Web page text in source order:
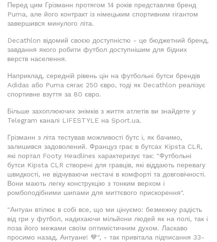
Перед цим Грізманн протягом 14 років представляв бренд
Puma, але його контракт із німецьким спортивним гігантом
завершився минулого літа.
Decathlon відомий своєю доступністю - це бюджетний бренд,
завдання якого робити футбол доступнішим для бідних
верств населення.
Наприклад, середній рівень цін на футбольні бутси брендів
Adidas або Puma сягає 250 євро, тоді як Decathlon реалізує
спортивне взуття за 80 євро.
Більше захоплюючих знімків з життя атлетів ви знайдете у
Telegram каналі LIFESTYLE на Sport.ua.
Грізманн з літа тестував можливості бутс і, як бачимо,
залишився задоволений. Француз грає в бутсах Kipsta CLR,
які портал Footy Headlines характеризує так: "Футбольні
бутси Kipsta CLR створені для гравців, які віддають перевагу
швидкості, не відчуваючи нестачі в комфорті та довговічності.
Вони мають легку конструкцію з тонким верхом і
ромбоподібними шипами для миттєвого прискорення".
"Антуан втілює в собі все, що ми цінуємо: безмежну радість
від гри у футбол, надихаючи мільйони людей як на полі, так і
поза його межами своїм оптимістичним духом. Ласкаво
просимо назад, Антуане! 💙", - так привітала підписання 33-